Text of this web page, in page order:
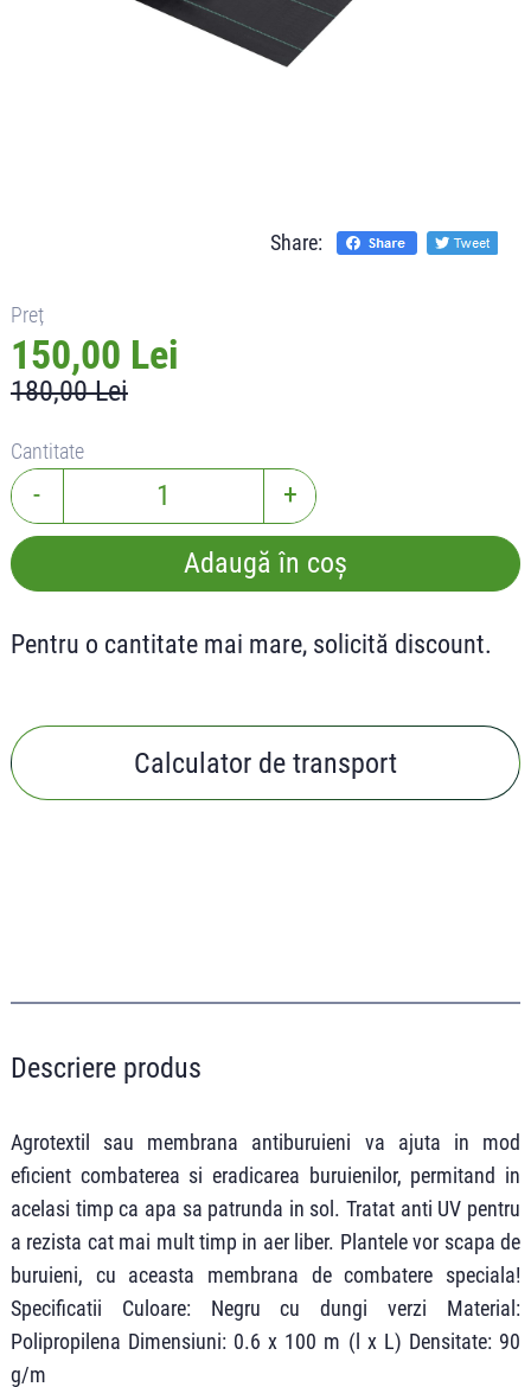
Share:
Preț
150,00 Lei
180,00 Lei
Cantitate
+
-
Adaugă în coș
Pentru o cantitate mai mare, solicită discount.
Calculator de transport
Descriere produs
Agrotextil sau membrana antiburuieni va ajuta in mod
eficient combaterea si eradicarea buruienilor, permitand in
acelasi timp ca apa sa patrunda in sol. Tratat anti UV pentru
a rezista cat mai mult timp in aer liber. Plantele vor scapa de
buruieni, cu aceasta membrana de combatere speciala!
Specificatii Culoare: Negru cu dungi verzi Material:
Polipropilena Dimensiuni: 0.6 x 100 m (l x L) Densitate: 90
g/m